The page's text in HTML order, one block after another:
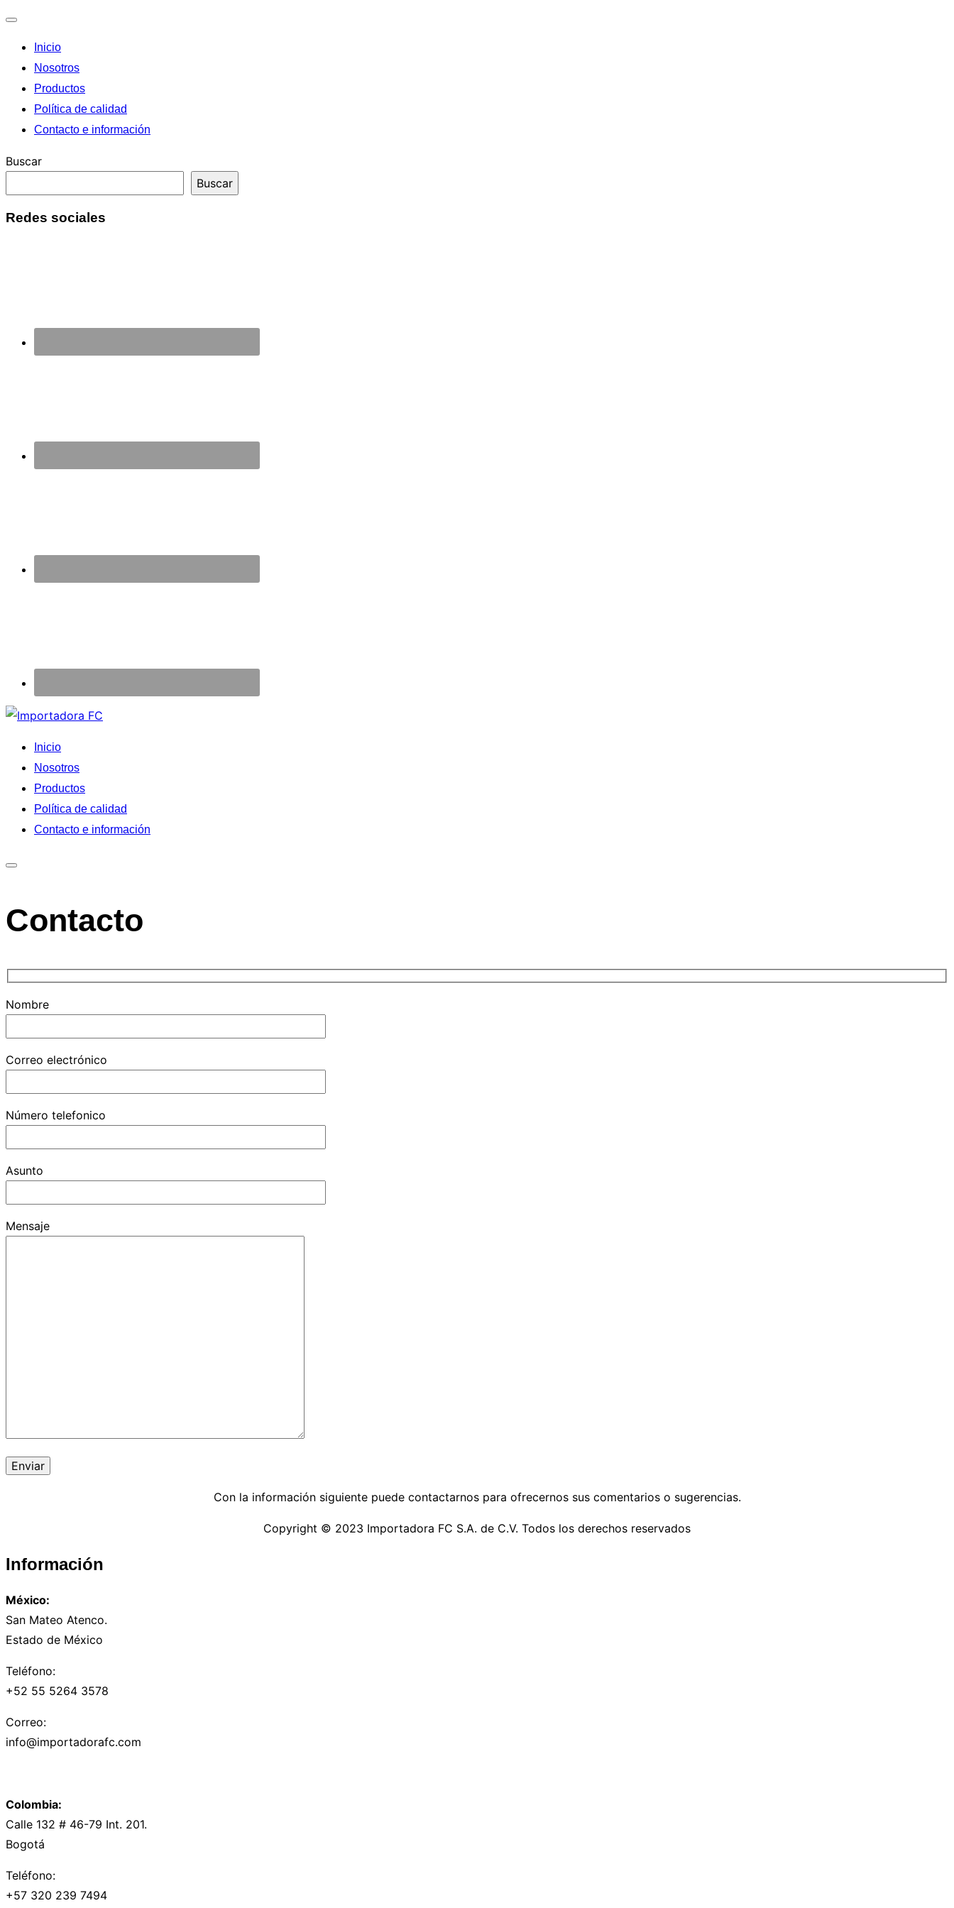
navegación
Inicio
Nosotros
Productos
Política de calidad
Contacto e información
Buscar
Buscar
Redes sociales
Saltar
contenido
Inicio
Nosotros
Productos
Política de calidad
Contacto e información
barra
lateral
la
Contacto
Nombre
Correo electrónico
Número telefonico
Asunto
Mensaje
Con la información siguiente puede contactarnos para ofrecernos sus comentarios o sugerencias.
Copyright © 2023 Importadora FC S.A. de C.V. Todos los derechos reservados
Información
México:
San Mateo Atenco.
Estado de México
Teléfono:
+52 55 5264 3578
Correo:
info@importadorafc.com
Colombia:
Calle 132 # 46-79 Int. 201.
Bogotá
Teléfono:
+57 320 239 7494